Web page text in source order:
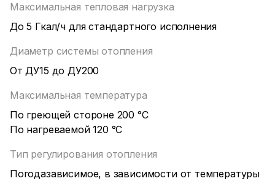
Максимальная тепловая нагрузка
До 5 Гкал/ч для стандартного исполнения
Диаметр системы отопления
От ДУ15 до ДУ200
Максимальная температура
По греющей стороне 200 °С
По нагреваемой 120 °С
Тип регулирования отопления
Погодазависимое, в зависимости от температуры